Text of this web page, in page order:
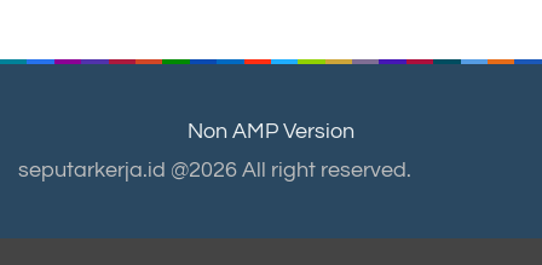
Non AMP Version
seputarkerja.id @2026 All right reserved.